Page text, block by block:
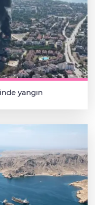
yangın